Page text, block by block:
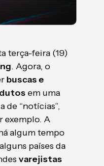
terça-feira (19)
. Agora, o
buscas e
em uma
de “notícias”,
exemplo. A
algum tempo
países da
varejistas